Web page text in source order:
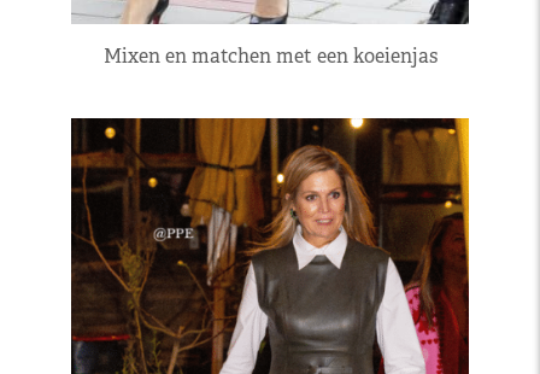
Mixen en matchen met een koeienjas